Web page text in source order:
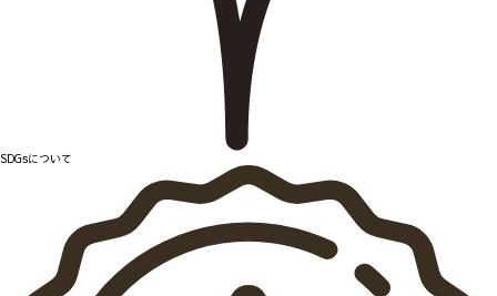
SDGsについて